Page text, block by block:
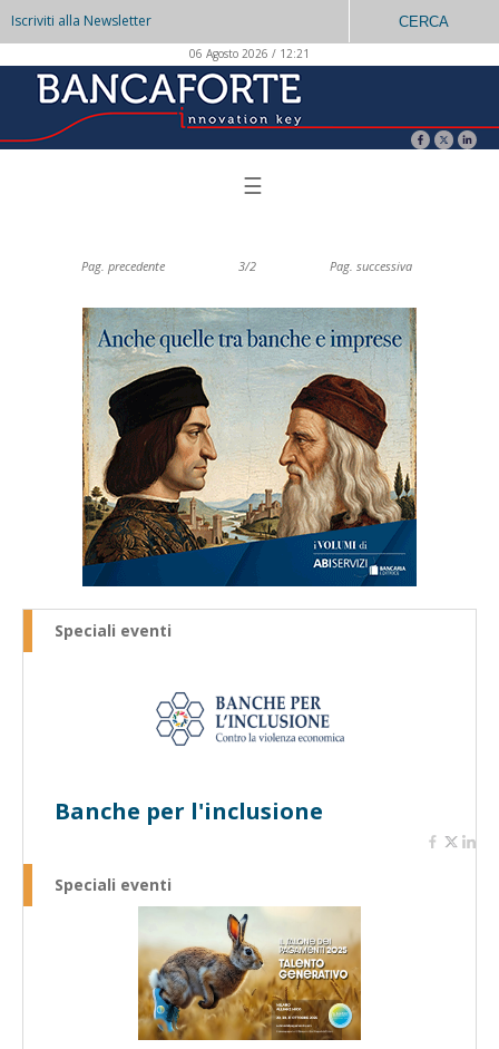
Iscriviti alla Newsletter CERCA
06 Agosto 2026 / 12:21
☰
Pag. precedente 3/2 Pag. successiva
Speciali eventi
Banche per l'inclusione
Speciali eventi